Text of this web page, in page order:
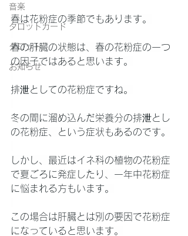
音楽
タロットカード
タロット
お知らせ
春は花粉症の季節でもあります。
春の肝臓の状態は、春の花粉症の一つ
の因子ではあると思います。
排泄としての花粉症ですね。
冬の間に溜め込んだ栄養分の排泄とし
の花粉症、という症状もあるのです。
しかし、最近はイネ科の植物の花粉症
で夏ごろに発症したり、一年中花粉症
に悩まれる方もいます。
この場合は肝臓とは別の要因で花粉症
になっていると思います。